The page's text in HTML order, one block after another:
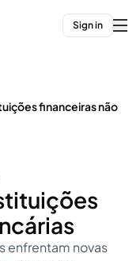
Sign in
financeiras não
enfrentam novas